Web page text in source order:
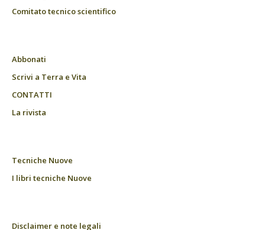
Comitato tecnico scientifico
Abbonati
Scrivi a Terra e Vita
CONTATTI
La rivista
Tecniche Nuove
I libri tecniche Nuove
Disclaimer e note legali